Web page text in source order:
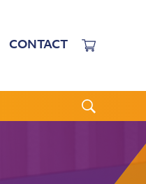
CONTACT